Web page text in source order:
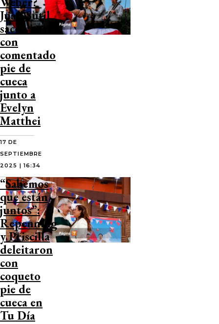
Juan Sutil
sacó risas
con
comentado
pie de
cueca
junto a
Evelyn
Matthei
17 DE
SEPTIEMBRE
2025 | 16:34
“Sabemos
que están
juntos”:
Repenning
y Priscilla
deleitaron
con
coqueto
pie de
cueca en
Tu Día